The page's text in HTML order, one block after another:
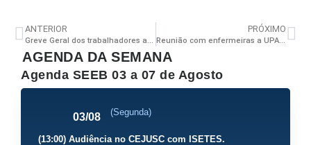
ANTERIOR
Greve Geral dos trabalhadores acontece no próximo dia 10
PRÓXIMO
Reunião com enfermeiras a UPA de Brotas acontece hoje (14), às 19h no SEEB
AGENDA DA SEMANA
Agenda SEEB 03 a 07 de Agosto
03/08 (Segunda)
(13:00) Audiência no CEJUSC com ISETES.